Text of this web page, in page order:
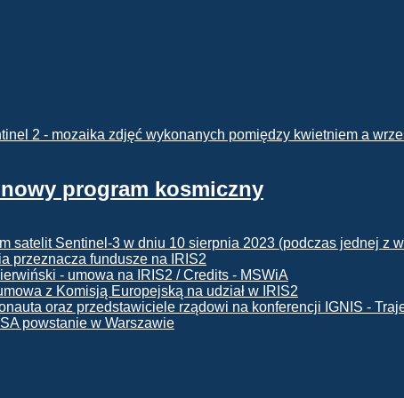
program kosmiczny
przeznacza fundusze na IRIS2
z Komisją Europejską na udział w IRIS2
powstanie w Warszawie